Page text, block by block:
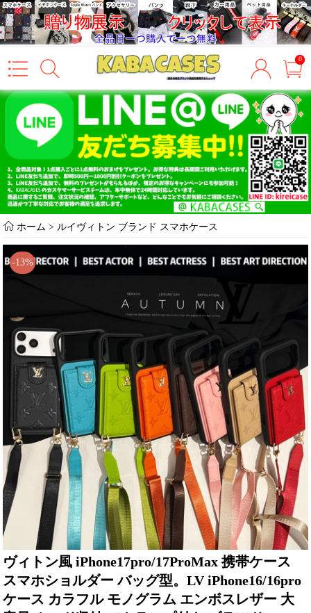
0
ホーム > ルイヴィトン ブランド スマホケース
-13%
ヴィトン風 iPhone17pro/17ProMax 携帯ケース
スマホショルダー バッグ型。LV iPhone16/16pro
ケース カラフル モノグラム エンボスレザー 大